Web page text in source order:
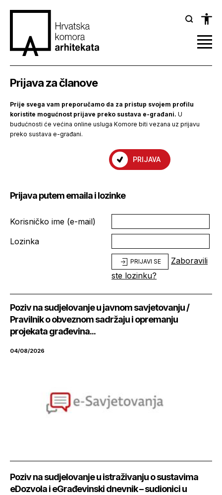
Prijava za članove
Prije svega vam preporučamo da za pristup svojem profilu
koristite mogućnost prijave preko sustava e-građani. U
budućnosti će većina online usluga Komore biti vezana uz prijavu
preko sustava e-građani.
PRIJAVA
Prijava putem emaila i lozinke
Korisničko ime (e-mail)
Lozinka
PRIJAVI SE
Zaboravili
ste lozinku?
Poziv na sudjelovanje u javnom savjetovanju /
Pravilnik o obveznom sadržaju i opremanju
projekata građevina...
04/08/2026
Poziv na sudjelovanje u istraživanju o sustavima
eDozvola i eGrađevinski dnevnik – sudionici u